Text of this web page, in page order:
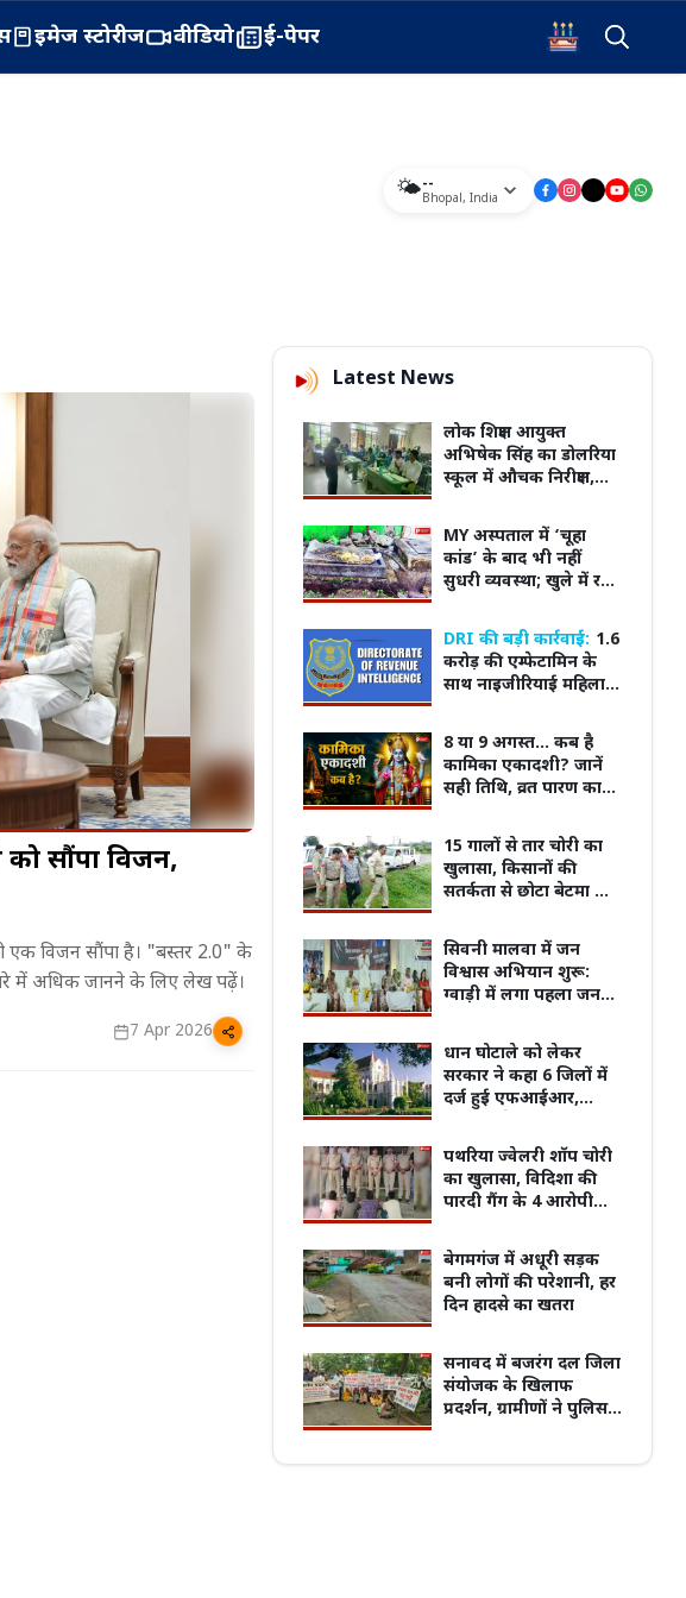
इमेज स्टोरीज वीडियो ई-पेपर
🌤️--
Bhopal, India
महाभारत में भीम का किरदार निभाने के
लिए सौरव गुर्जर ने खुद को कैसे पूरी तरह
बदला?
ट्रेलर के बाद बढ़ा क्रेज...! फिल्म
'Batwara 1947' के प्रमोशन के लिए
Ahmedabad पहुंचे Sunny Deol
15 साल पुरानी बसों के नियम पर बवाल, 7 अगस्त
से अनिश्चितकालीन हड़ताल पर जाएंगे प्राइवेट बस
प्रदेश का सबसे पुराना GRMC बनेगा मध्य प्रदेश
की पहली मेडिकल यूनिवर्सिटी
को सौंपा विजन,
एक विजन सौंपा है। "बस्तर 2.0" के
में अधिक जानने के लिए लेख पढ़ें।
7 Apr 2026
Latest News
लोक शिक्षण आयुक्त
अभिषेक सिंह का डोलरिया
स्कूल में औचक निरीक्षण,
दिया लक्ष्य
MY अस्पताल में ‘चूहा
कांड’ के बाद भी नहीं
सुधरी व्यवस्था; खुले में रखा
मरीजों की सुरक्षा पर फिर उठे
सवाल
DRI की बड़ी कार्रवाई: 1.6
करोड़ की एम्फेटामिन के
साथ नाइजीरियाई महिला
8 या 9 अगस्त... कब है
कामिका एकादशी? जानें
सही तिथि, व्रत पारण का
15 गालों से तार चोरी का
खुलासा, किसानों की
सतर्कता से छोटा बेटमा के
सिवनी मालवा में जन
विश्वास अभियान शुरू:
ग्वाड़ी में लगा पहला जन
ने सुनी लोगों की समस्याएं
धान घोटाले को लेकर
सरकार ने कहा 6 जिलों में
दर्ज हुई एफआईआर,
रिजॉइंडर देने कहा
पथरिया ज्वेलरी शॉप चोरी
का खुलासा, विदिशा की
पारदी गैंग के 4 आरोपी
बेगमगंज में अधूरी सड़क
बनी लोगों की परेशानी, हर
दिन हादसे का खतरा
सनावद में बजरंग दल जिला
संयोजक के खिलाफ
प्रदर्शन, ग्रामीणों ने पुलिस